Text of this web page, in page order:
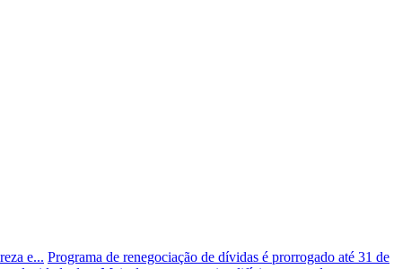
e... Programa de renegociação de dívidas é prorrogado até 31 de